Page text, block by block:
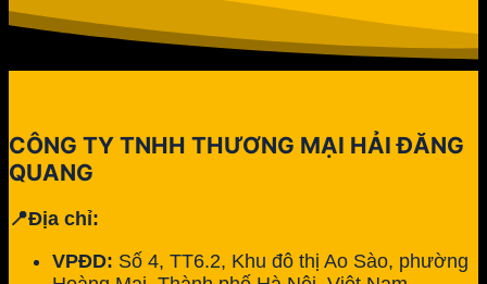
CÔNG TY TNHH THƯƠNG MẠI HẢI ĐĂNG
QUANG
📍Địa chỉ:
VPĐD: Số 4, TT6.2, Khu đô thị Ao Sào, phường